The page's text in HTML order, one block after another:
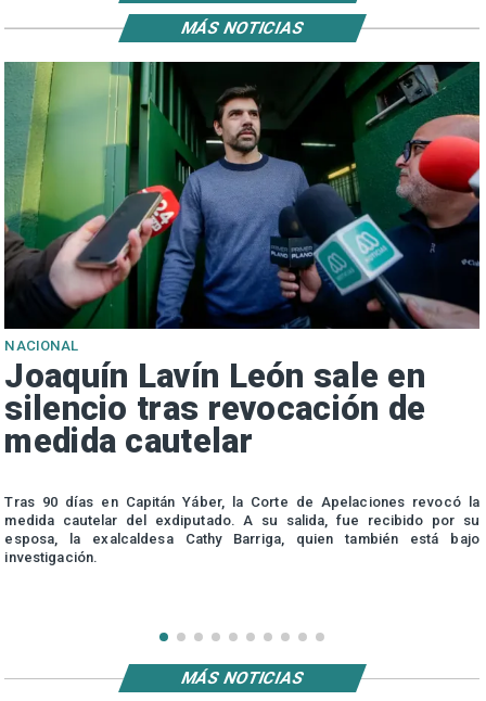
NACIONAL
Joaquín Lavín León sale en
silencio tras revocación de
medida cautelar
Tras 90 días en Capitán Yáber, la Corte de Apelaciones revocó la
medida cautelar del exdiputado. A su salida, fue recibido por su
esposa, la exalcaldesa Cathy Barriga, quien también está bajo
investigación.
MÁS NOTICIAS
MÁS NOTICIAS